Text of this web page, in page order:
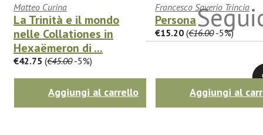
Matteo Curina
La Trinità e il mondo
nelle Collationes in
Hexaëmeron di ...
€42.75 (€45.00-5%)
Aggiungi al carrello
Francesco Saverio Trincia
Persona
€15.20 (€16.00-5%)
Aggiungi al
Twitter